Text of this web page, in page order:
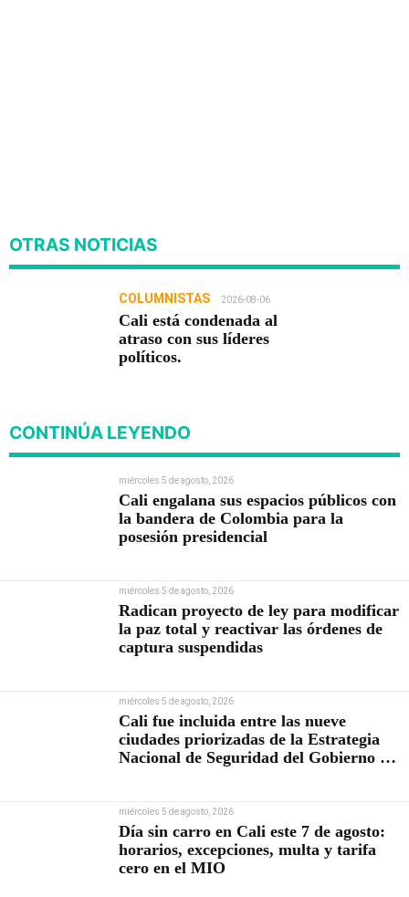
OTRAS NOTICIAS
COLUMNISTAS 2026-08-06
Cali está condenada al
atraso con sus líderes
políticos.
CONTINÚA LEYENDO
miércoles 5 de agosto, 2026
Cali engalana sus espacios públicos con
la bandera de Colombia para la
posesión presidencial
miércoles 5 de agosto, 2026
Radican proyecto de ley para modificar
la paz total y reactivar las órdenes de
captura suspendidas
miércoles 5 de agosto, 2026
Cali fue incluida entre las nueve
ciudades priorizadas de la Estrategia
Nacional de Seguridad del Gobierno de
miércoles 5 de agosto, 2026
Día sin carro en Cali este 7 de agosto:
horarios, excepciones, multa y tarifa
cero en el MIO